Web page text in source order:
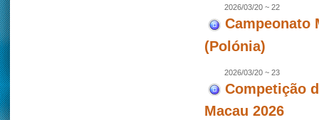
2026/03/20 ~ 22
Campeonato
(Polónia)
2026/03/20 ~ 23
Competição
Macau 2026